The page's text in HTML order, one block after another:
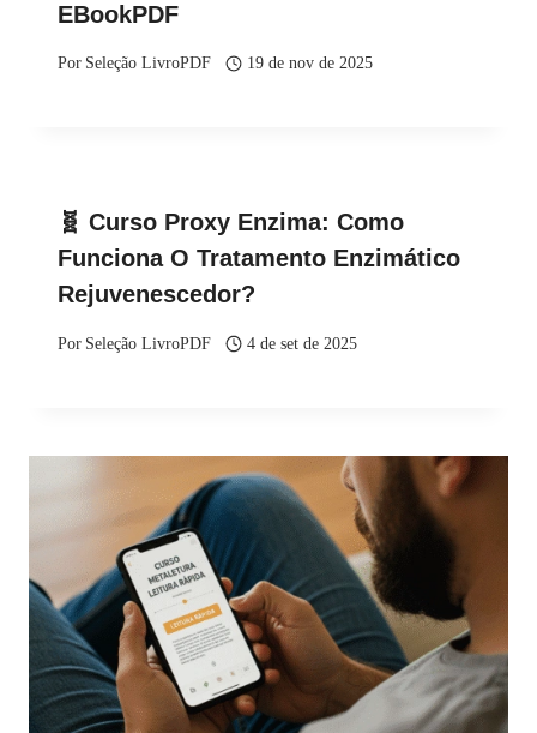
EBookPDF
Por Seleção LivroPDF 19 de nov de 2025
🧬 Curso Proxy Enzima: Como
Funciona O Tratamento Enzimático
Rejuvenescedor?
Por Seleção LivroPDF 4 de set de 2025